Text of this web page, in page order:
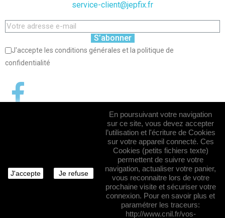
service-client@jepfix.fr
S’abonner
J'accepte les conditions générales et la politique de
confidentialité
J'accepte Je refuse
En poursuivant votre navigation
sur ce site, vous devez accepter
l’utilisation et l'écriture de Cookies
sur votre appareil connecté. Ces
Cookies (petits fichiers texte)
permettent de suivre votre
navigation, actualiser votre panier,
vous reconnaitre lors de votre
prochaine visite et sécuriser votre
connexion. Pour en savoir plus et
paramétrer les traceurs:
http://www.cnil.fr/vos-